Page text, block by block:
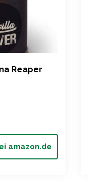
Reaper
amazon.de